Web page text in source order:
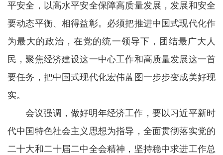
平安全，以高水平安全保障高质量发展，发展和安全
要动态平衡、相得益彰。必须把推进中国式现代化作
为最大的政治，在党的统一领导下，团结最广大人
民，聚焦经济建设这一中心工作和高质量发展这一首
要任务，把中国式现代化宏伟蓝图一步步变成美好现
实。
会议强调，做好明年经济工作，要以习近平新时
代中国特色社会主义思想为指导，全面贯彻落实党的
二十大和二十届二中全会精神，坚持稳中求进工作总